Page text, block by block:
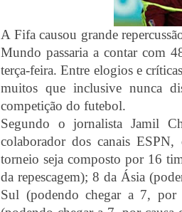
A Fifa causou grande
Mundo passaria a contar com
terça-feira. Entre elogios e
muitos que inclusive nunca
competição do futebol.
Segundo o jornalista Jamil
colaborador dos canais
torneio seja composto por 16
da repescagem); 8 da Ásia
Sul (podendo chegar a 7, por